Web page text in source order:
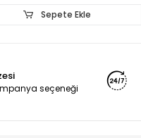
Sepete Ekle
seçeneği